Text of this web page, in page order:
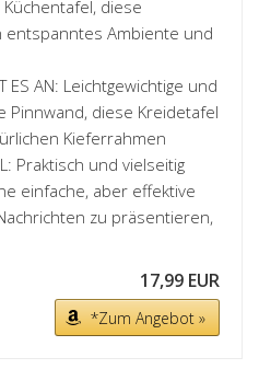
diese
entspanntes Ambiente und
ES AN: Leichtgewichtige und
Pinnwand, diese Kreidetafel
Kieferrahmen
Praktisch und vielseitig
einfache, aber effektive
zu präsentieren,
17,99 EUR
*Zum Angebot »